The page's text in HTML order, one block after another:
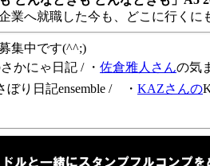
業へ就職した今も、どこに行く
集中です(^^;)
かにゃ日記 / ・ 佐倉雅人さんの気
ぼり日記ensemble / ・ KAZさんの